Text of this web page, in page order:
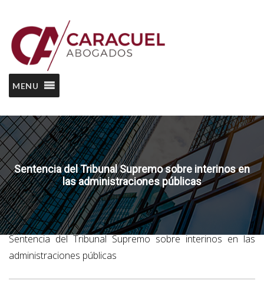
MENU
Sentencia del Tribunal Supremo sobre interinos en
las administraciones públicas
Home Noticias CA
Caracuel Abogados
Sentencia del Tribunal Supremo sobre interinos en las
administraciones públicas